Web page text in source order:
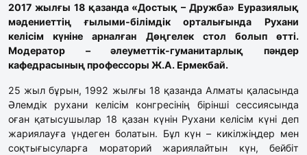
2017 жылғы 18 қазанда «Достық – Дружба» Еуразиялық
мәдениеттің ғылыми-білімдік орталығында Рухани
келісім күніне арналған Дөңгелек стол болып өтті.
Модератор – әлеуметтік-гуманитарлық пәндер
кафедрасының профессоры Ж.А. Ермекбай.
25 жыл бұрын, 1992 жылғы 18 қазанда Алматы қаласында
Әлемдік рухани келісім конгресінің бірінші сессиясында
оған қатысушылар 18 қазан күнін Рухани келісім күні деп
жариялауға үндеген болатын. Бұл күн – кикілжіңдер мен
соқтығысуларға мораторий жариялайтын күн, бейбіт